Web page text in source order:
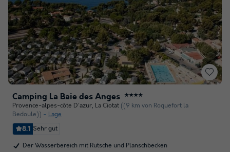
Camping La Baie des Anges ★★★★
Provence-alpes-côte D'azur, La Ciotat ((9 km von Roquefort la
Bedoule))
Lage
8.1 Sehr gut
Der Wasserbereich mit Rutsche und Planschbecken